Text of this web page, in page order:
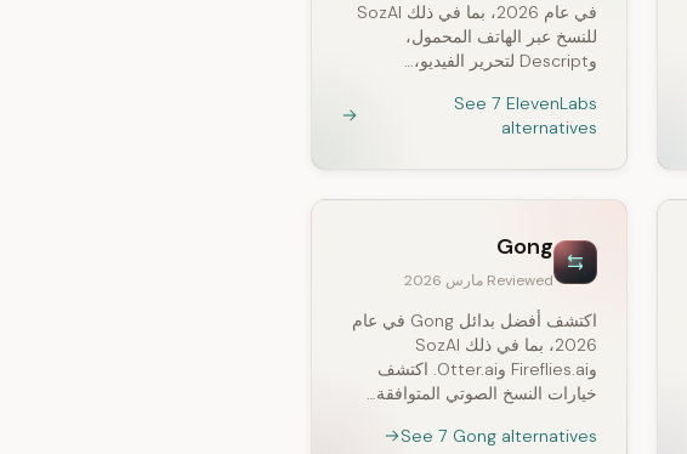
في عام 2026، بما في ذلك SozAI
للنسخ عبر الهاتف المحمول،
وDescript لتحرير الفيديو،…
See 7 ElevenLabs
alternatives
Gong
Reviewed مارس 2026
اكتشف أفضل بدائل Gong في عام
2026، بما في ذلك SozAI
وFireflies.ai وOtter.ai. اكتشف
خيارات النسخ الصوتي المتوافقة…
See 7 Gong alternatives